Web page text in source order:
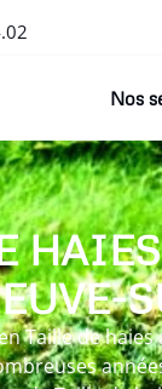
Nos
HAIES
Taille de